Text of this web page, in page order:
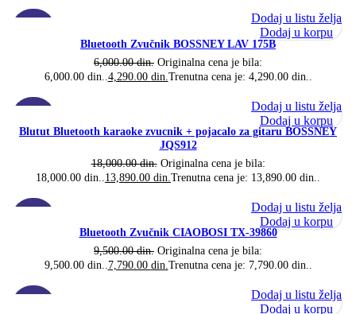
Bluetooth Zvučnik BOSSNEY LAV 175B
6,000.00din. Originalna cena je bila:
6,000.00 din.. 4,290.00 din. Trenutna cena je: 4,290.00 din..
Dodaj u listu želja
Dodaj u korpu
Blutut Bluetooth karaoke zvucnik + pojacalo za gitaru BOSSNEY
JQS912
18,000.00din. Originalna cena je bila:
18,000.00 din.. 13,890.00 din. Trenutna cena je: 13,890.00 din..
Dodaj u listu želja
Dodaj u korpu
Bluetooth Zvučnik CIAOBOSI TX-39860
9,500.00din. Originalna cena je bila:
9,500.00 din..7,790.00 din.Trenutna cena je: 7,790.00 din..
Dodaj u listu želja
Dodaj u korpu
Dodaj u listu želja
Dodaj u korpu